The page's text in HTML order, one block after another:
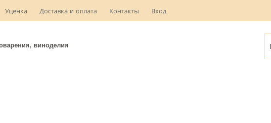
Уценка Доставка и оплата Контакты Вход
виноделия